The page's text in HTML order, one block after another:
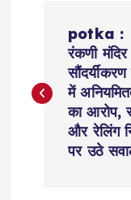
s
potka :
रंकणी मंदिर
सौंदर्यीकरण
में
का आरोप,
और रेलिंग
पर उठे